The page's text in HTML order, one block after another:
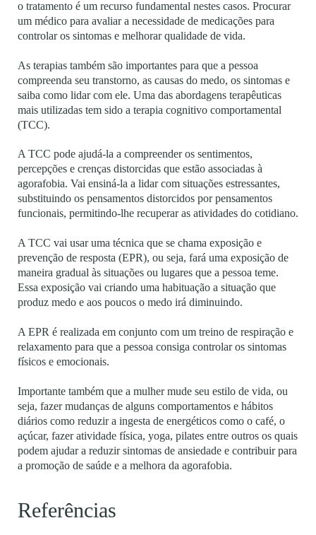
o tratamento é um recurso fundamental nestes casos. Procurar
um médico para avaliar a necessidade de medicações para
controlar os sintomas e melhorar qualidade de vida.
As terapias também são importantes para que a pessoa
compreenda seu transtorno, as causas do medo, os sintomas e
saiba como lidar com ele. Uma das abordagens terapêuticas
mais utilizadas tem sido a terapia cognitivo comportamental
(TCC).
A TCC pode ajudá-la a compreender os sentimentos,
percepções e crenças distorcidas que estão associadas à
agorafobia. Vai ensiná-la a lidar com situações estressantes,
substituindo os pensamentos distorcidos por pensamentos
funcionais, permitindo-lhe recuperar as atividades do cotidiano.
A TCC vai usar uma técnica que se chama exposição e
prevenção de resposta (EPR), ou seja, fará uma exposição de
maneira gradual às situações ou lugares que a pessoa teme.
Essa exposição vai criando uma habituação a situação que
produz medo e aos poucos o medo irá diminuindo.
A EPR é realizada em conjunto com um treino de respiração e
relaxamento para que a pessoa consiga controlar os sintomas
físicos e emocionais.
Importante também que a mulher mude seu estilo de vida, ou
seja, fazer mudanças de alguns comportamentos e hábitos
diários como reduzir a ingesta de energéticos como o café, o
açúcar, fazer atividade física, yoga, pilates entre outros os quais
podem ajudar a reduzir sintomas de ansiedade e contribuir para
a promoção de saúde e a melhora da agorafobia.
Referências